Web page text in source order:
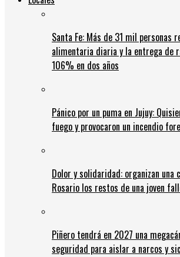
Santa Fe: Más de 31 mil personas
alimentaria diaria y la entrega de
106% en dos años
Pánico por un puma en Jujuy:
fuego y provocaron un incendio
Dolor y solidaridad: organizan una
Rosario los restos de una joven
Piñero tendrá en 2027 una
seguridad para aislar a narcos y